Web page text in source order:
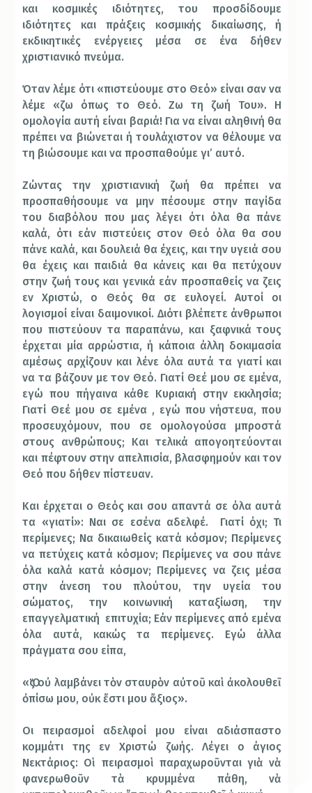
και κοσμικές ιδιότητες, του προσδίδουμε
ιδιότητες και πράξεις κοσμικής δικαίωσης, ή
εκδικητικές ενέργειες μέσα σε ένα δήθεν
χριστιανικό πνεύμα.
Όταν λέμε ότι «πιστεύουμε στο Θεό» είναι σαν να
λέμε «ζω όπως το Θεό. Ζω τη ζωή Του». Η
ομολογία αυτή είναι βαριά! Για να είναι αληθινή θα
πρέπει να βιώνεται ή τουλάχιστον να θέλουμε να
τη βιώσουμε και να προσπαθούμε γι’ αυτό.
Ζώντας την χριστιανική ζωή θα πρέπει να
προσπαθήσουμε να μην πέσουμε στην παγίδα
του διαβόλου που μας λέγει ότι όλα θα πάνε
καλά, ότι εάν πιστεύεις στον Θεό όλα θα σου
πάνε καλά, και δουλειά θα έχεις, και την υγειά σου
θα έχεις και παιδιά θα κάνεις και θα πετύχουν
στην ζωή τους και γενικά εάν προσπαθείς να ζεις
εν Χριστώ, ο Θεός θα σε ευλογεί. Αυτοί οι
λογισμοί είναι δαιμονικοί. Διότι βλέπετε άνθρωποι
που πιστεύουν τα παραπάνω, και ξαφνικά τους
έρχεται μία αρρώστια, ή κάποια άλλη δοκιμασία
αμέσως αρχίζουν και λένε όλα αυτά τα γιατί και
να τα βάζουν με τον Θεό. Γιατί Θεέ μου σε εμένα,
εγώ που πήγαινα κάθε Κυριακή στην εκκλησία;
Γιατί Θεέ μου σε εμένα , εγώ που νήστευα, που
προσευχόμουν, που σε ομολογούσα μπροστά
στους ανθρώπους; Και τελικά απογοητεύονται
και πέφτουν στην απελπισία, βλασφημούν και τον
Θεό που δήθεν πίστευαν.
Και έρχεται ο Θεός και σου απαντά σε όλα αυτά
τα «γιατί»: Ναι σε εσένα αδελφέ.
Γιατί όχι; Τι
περίμενες; Να δικαιωθείς κατά κόσμον; Περίμενες
να πετύχεις κατά κόσμον; Περίμενες να σου πάνε
όλα καλά κατά κόσμον; Περίμενες να ζεις μέσα
στην άνεση του πλούτου, την υγεία του
σώματος, την κοινωνική καταξίωση, την
επαγγελματική επιτυχία; Εάν περίμενες από εμένα
όλα αυτά, κακώς τα περίμενες. Εγώ άλλα
πράγματα σου είπα,
«Ὅς οὐ λαμβάνει τὸν σταυρὸν αὐτοῦ καὶ ἀκολουθεῖ
ὀπίσω μου, οὐκ ἔστι μου ἄξιος».
Οι πειρασμοί αδελφοί μου είναι αδιάσπαστο
κομμάτι της εν Χριστώ ζωής. Λέγει ο άγιος
Νεκτάριος: Οἱ πειρασμοὶ παραχωροῦνται γιὰ νὰ
φανερωθοῦν τὰ κρυμμένα πάθη, νὰ